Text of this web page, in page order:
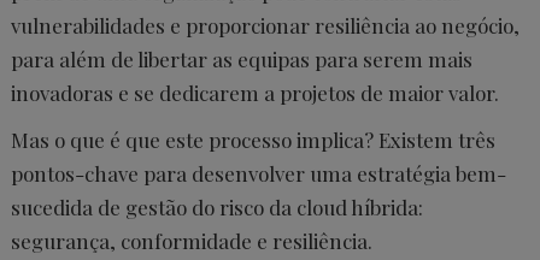
vulnerabilidades e proporcionar resiliência ao negócio,
para além de libertar as equipas para serem mais
inovadoras e se dedicarem a projetos de maior valor.
Mas o que é que este processo implica? Existem três
pontos-chave para desenvolver uma estratégia bem-
sucedida de gestão do risco da cloud híbrida:
segurança, conformidade e resiliência.